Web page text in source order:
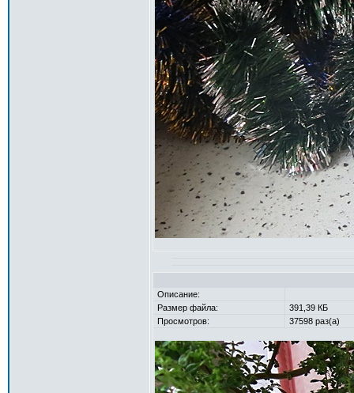
Описание:
Размер файла:
391,39 КБ
Просмотров:
37598 раз(а)